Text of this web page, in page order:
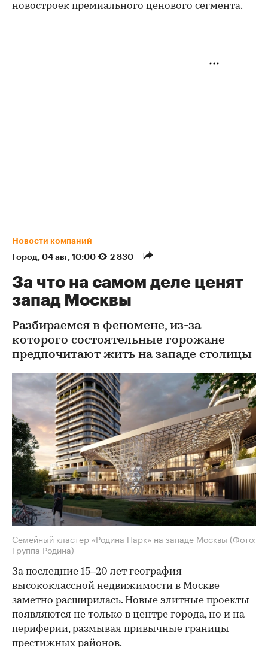
новостроек премиального ценового сегмента.
Новости компаний
Город 04 авг, 10:00 2 830
За что на самом деле ценят
запад Москвы
Разбираемся в феномене, из-за
которого состоятельные горожане
предпочитают жить на западе столицы
Семейный кластер «Родина Парк» на западе Москвы (Фото:
Группа Родина)
За последние 15–20 лет география
высококлассной недвижимости в Москве
заметно расширилась. Новые элитные проекты
появляются не только в центре города, но и на
периферии, размывая привычные границы
престижных районов.